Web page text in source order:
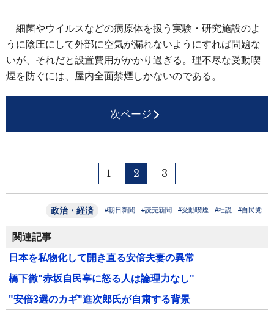
細菌やウイルスなどの病原体を扱う実験・研究施設のよ
うに陰圧にして外部に空気が漏れないようにすれば問題な
いが、それだと設置費用がかかり過ぎる。理不尽な受動喫
煙を防ぐには、屋内全面禁煙しかないのである。
次ページ
1 2 3
政治・経済 #朝日新聞 #読売新聞 #受動喫煙 #社説 #自民党
関連記事
日本を私物化して開き直る安倍夫妻の異常
橋下徹"赤坂自民亭に怒る人は論理力なし"
"安倍3選のカギ"進次郎氏が自粛する背景